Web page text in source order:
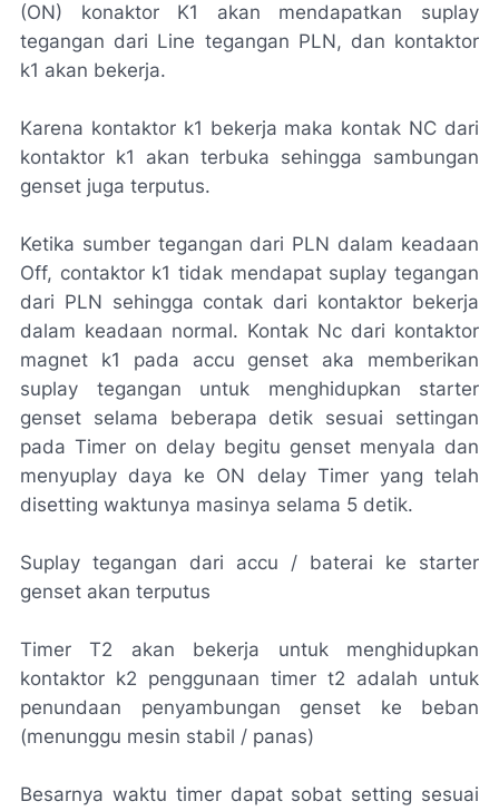
(ON) konaktor K1 akan mendapatkan suplay
tegangan dari Line tegangan PLN, dan kontaktor
k1 akan bekerja.
Karena kontaktor k1 bekerja maka kontak NC dari
kontaktor k1 akan terbuka sehingga sambungan
genset juga terputus.
Ketika sumber tegangan dari PLN dalam keadaan
Off, contaktor k1 tidak mendapat suplay tegangan
dari PLN sehingga contak dari kontaktor bekerja
dalam keadaan normal. Kontak Nc dari kontaktor
magnet k1 pada accu genset aka memberikan
suplay tegangan untuk menghidupkan starter
genset selama beberapa detik sesuai settingan
pada Timer on delay begitu genset menyala dan
menyuplay daya ke ON delay Timer yang telah
disetting waktunya masinya selama 5 detik.
Suplay tegangan dari accu / baterai ke starter
genset akan terputus
Timer T2 akan bekerja untuk menghidupkan
kontaktor k2 penggunaan timer t2 adalah untuk
penundaan penyambungan genset ke beban
(menunggu mesin stabil / panas)
Besarnya waktu timer dapat sobat setting sesuai